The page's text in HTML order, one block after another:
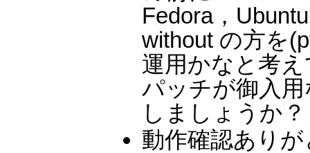
Fedora，
without の方を
運用かなと考
パッチが御入
しましょうか
動作確認あり